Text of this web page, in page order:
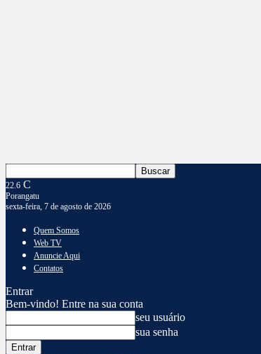
22.6 C
Porangatu
sexta-feira, 7 de agosto de 2026
Quem Somos
Web TV
Anuncie Aqui
Contatos
Entrar
Bem-vindo! Entre na sua conta
seu usuário
sua senha